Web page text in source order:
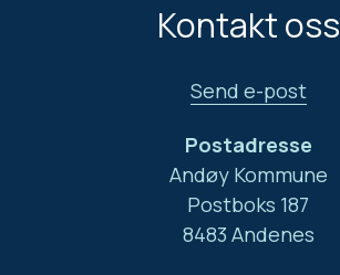
Kontakt oss
Send e-post
Postadresse
Andøy Kommune
Postboks 187
8483 Andenes